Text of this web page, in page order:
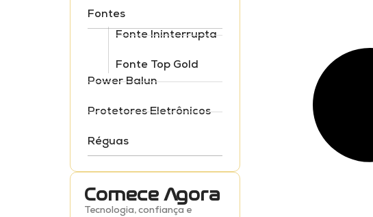
Fontes
Fonte Ininterrupta
Fonte Top Gold
Power Balun
Protetores Eletrônicos
Réguas
Comece Agora
Tecnologia, confiança e